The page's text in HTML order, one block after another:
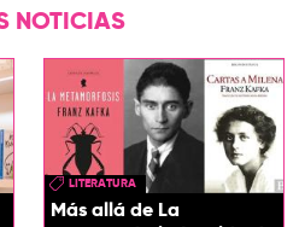
NOTICIAS
LITERATURA
Más allá de La